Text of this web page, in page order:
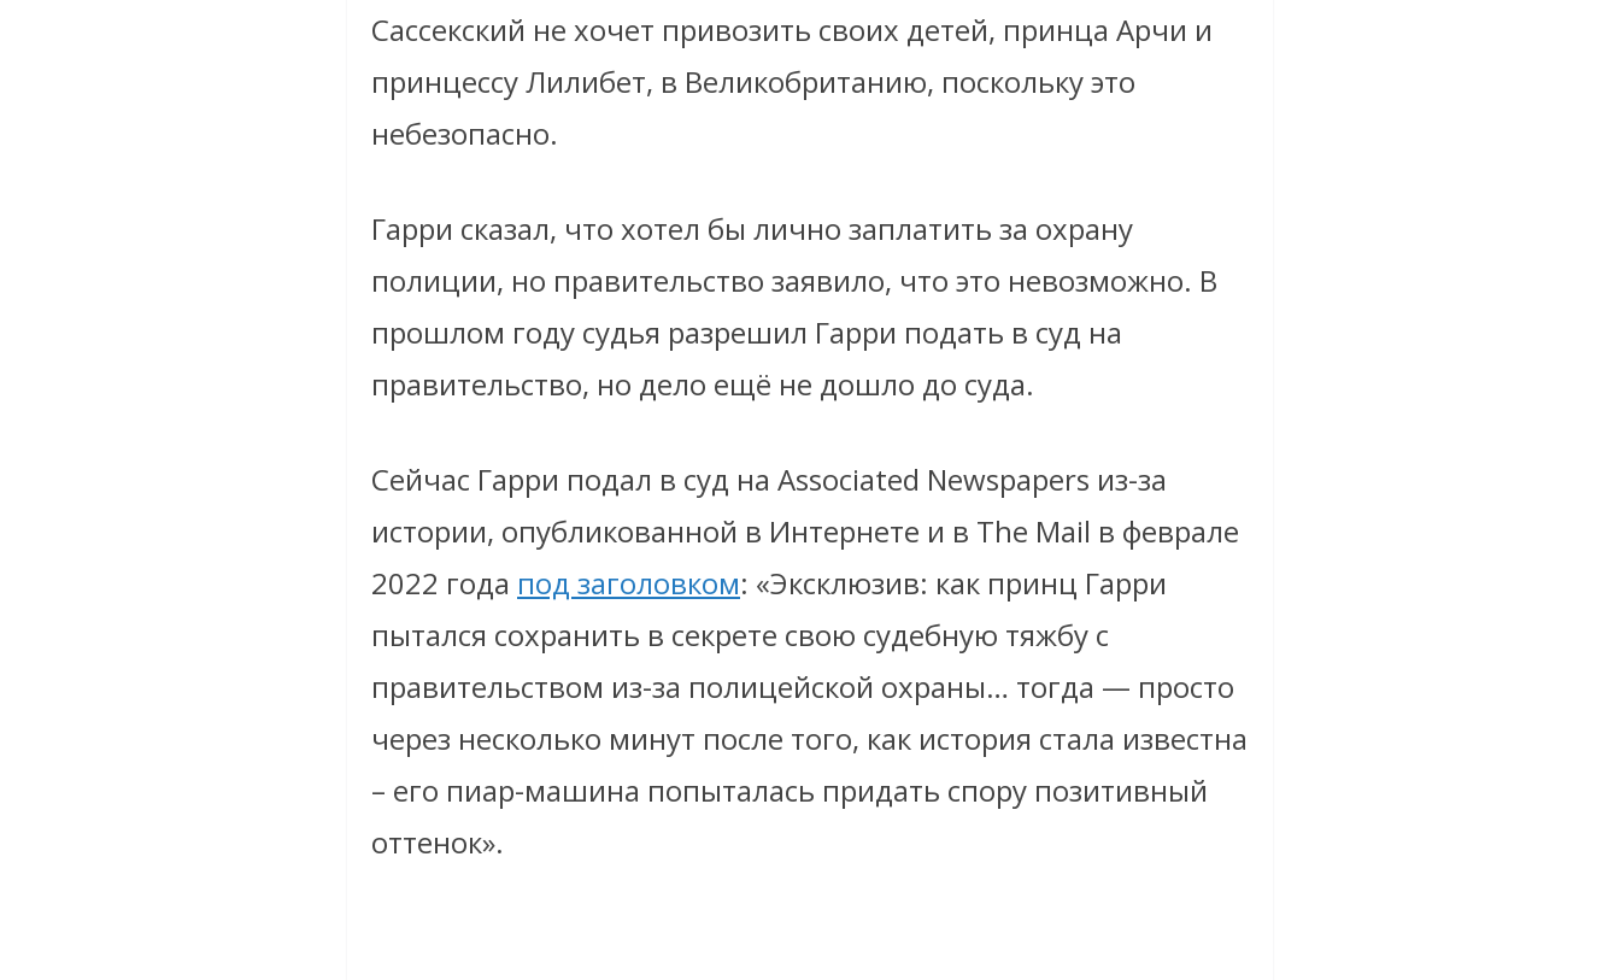
Сассекский не хочет привозить своих детей, принца Арчи и
принцессу Лилибет, в Великобританию, поскольку это
небезопасно.
Гарри сказал, что хотел бы лично заплатить за охрану
полиции, но правительство заявило, что это невозможно. В
прошлом году судья разрешил Гарри подать в суд на
правительство, но дело ещё не дошло до суда.
Сейчас Гарри подал в суд на Associated Newspapers из-за
истории, опубликованной в Интернете и в The Mail в феврале
2022 года под заголовком: «Эксклюзив: как принц Гарри
пытался сохранить в секрете свою судебную тяжбу с
правительством из-за полицейской охраны… тогда — просто
через несколько минут после того, как история стала известна
– его пиар-машина попыталась придать спору позитивный
оттенок».